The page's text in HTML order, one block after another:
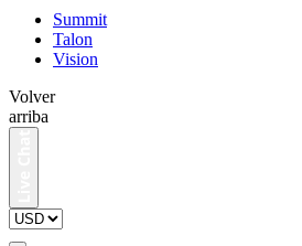
Summit
Talon
Vision
Volver
arriba